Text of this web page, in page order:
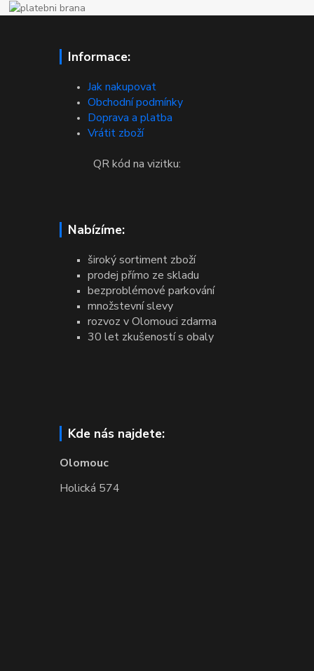
Informace:
Jak nakupovat
Obchodní podmínky
Doprava a platba
Vrátit zboží
QR kód na vizitku:
Nabízíme:
široký sortiment zboží
prodej přímo ze skladu
bezproblémové parkování
množstevní slevy
rozvoz v Olomouci zdarma
30 let zkušeností s obaly
Kde nás najdete:
Olomouc
Holická 574